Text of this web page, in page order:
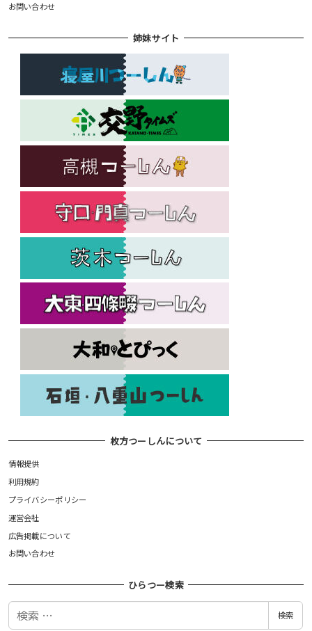
お問い合わせ
姉妹サイト
枚方つーしんについて
情報提供
利用規約
プライバシーポリシー
運営会社
広告掲載について
お問い合わせ
ひらつー検索
検
検索